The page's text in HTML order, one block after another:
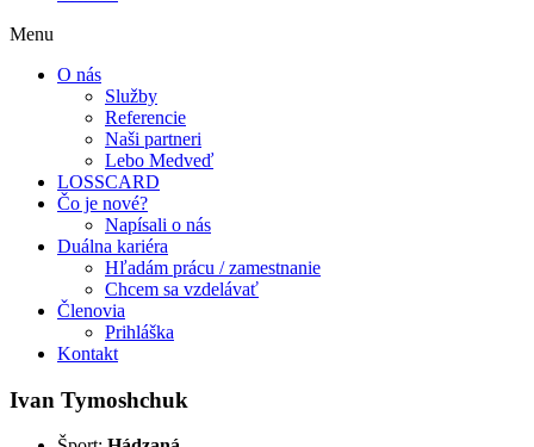
Menu
O nás
Služby
Referencie
Naši partneri
Lebo Medveď
LOSSCARD
Čo je nové?
Napísali o nás
Duálna kariéra
Hľadám prácu / zamestnanie
Chcem sa vzdelávať
Členovia
Prihláška
Kontakt
Ivan Tymoshchuk